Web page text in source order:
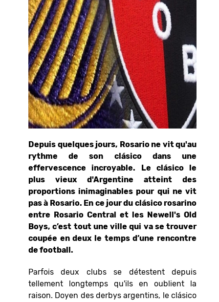
Depuis quelques jours, Rosario ne vit qu'au
rythme de son clásico dans une
effervescence incroyable. Le clásico le
plus vieux d'Argentine atteint des
proportions inimaginables pour qui ne vit
pas à Rosario. En ce jour du clásico rosarino
entre Rosario Central et les Newell's Old
Boys, c’est tout une ville qui va se trouver
coupée en deux le temps d’une rencontre
de football.
Parfois deux clubs se détestent depuis
tellement longtemps qu'ils en oublient la
raison. Doyen des derbys argentins, le clásico